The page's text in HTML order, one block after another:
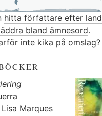
hitta författare efter land
bland ämnesord.
inte kika på omslag?
Lisa Marques